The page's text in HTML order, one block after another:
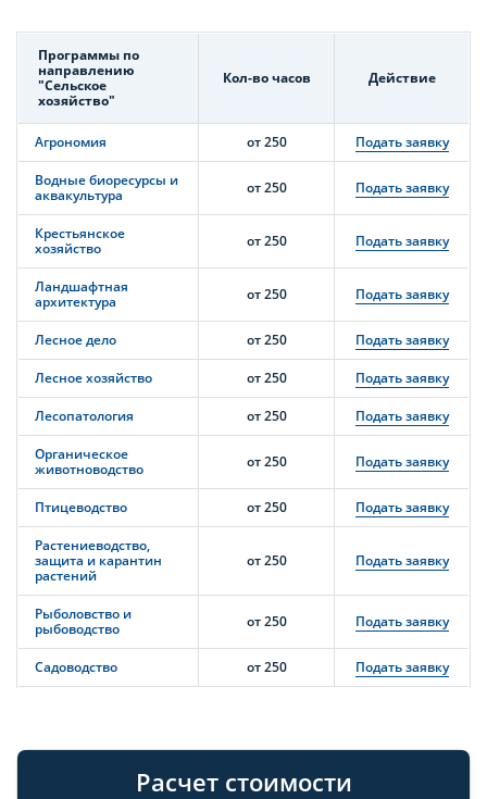
Программы по
направлению
"Сельское
хозяйство"
Кол-во часов Действие
Агрономия от 250 Подать заявку
Водные биоресурсы и
аквакультура
от 250 Подать заявку
Крестьянское
хозяйство
от 250 Подать заявку
Ландшафтная
архитектура
от 250 Подать заявку
Лесное дело от 250 Подать заявку
Лесное хозяйство от 250 Подать заявку
Лесопатология от 250 Подать заявку
Органическое
животноводство
от 250 Подать заявку
Птицеводство от 250 Подать заявку
Растениеводство,
защита и карантин
растений
от 250 Подать заявку
Рыболовство и
рыбоводство
от 250 Подать заявку
Садоводство от 250 Подать заявку
Расчет стоимости